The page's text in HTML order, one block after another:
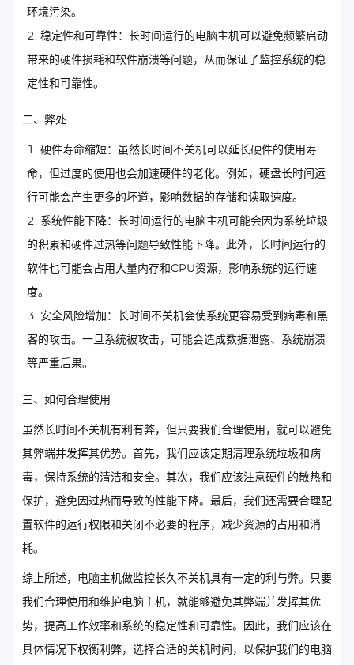
环境污染。
稳定性和可靠性：长时间运行的电脑主机可以避免频繁启动
带来的硬件损耗和软件崩溃等问题，从而保证了监控系统的稳
定性和可靠性。
二、弊处
硬件寿命缩短：虽然长时间不关机可以延长硬件的使用寿
命，但过度的使用也会加速硬件的老化。例如，硬盘长时间运
行可能会产生更多的坏道，影响数据的存储和读取速度。
系统性能下降：长时间运行的电脑主机可能会因为系统垃圾
的积累和硬件过热等问题导致性能下降。此外，长时间运行的
软件也可能会占用大量内存和CPU资源，影响系统的运行速
度。
安全风险增加：长时间不关机会使系统更容易受到病毒和黑
客的攻击。一旦系统被攻击，可能会造成数据泄露、系统崩溃
等严重后果。
三、如何合理使用
虽然长时间不关机有利有弊，但只要我们合理使用，就可以避免
其弊端并发挥其优势。首先，我们应该定期清理系统垃圾和病
毒，保持系统的清洁和安全。其次，我们应该注意硬件的散热和
保护，避免因过热而导致的性能下降。最后，我们还需要合理配
置软件的运行权限和关闭不必要的程序，减少资源的占用和消
耗。
综上所述，电脑主机做监控长久不关机具有一定的利与弊。只要
我们合理使用和维护电脑主机，就能够避免其弊端并发挥其优
势，提高工作效率和系统的稳定性和可靠性。因此，我们应该在
具体情况下权衡利弊，选择合适的关机时间，以保护我们的电脑